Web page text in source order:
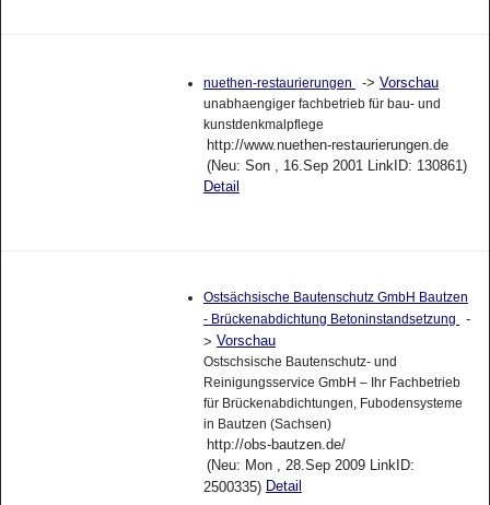
nuethen-restaurierungen -> Vorschau
unabhaengiger fachbetrieb für bau- und
kunstdenkmalpflege
http://www.nuethen-restaurierungen.de
(Neu: Son , 16.Sep 2001 LinkID: 130861)
Detail
Ostsächsische Bautenschutz GmbH Bautzen
- Brückenabdichtung Betoninstandsetzung
-
> Vorschau
Ostschsische Bautenschutz- und
Reinigungsservice GmbH – Ihr Fachbetrieb
für Brückenabdichtungen, Fubodensysteme
in Bautzen (Sachsen)
http://obs-bautzen.de/
(Neu: Mon , 28.Sep 2009 LinkID:
2500335) Detail